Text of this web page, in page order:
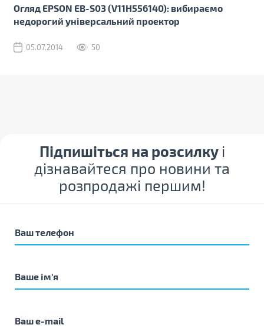
Огляд EPSON EB-S03 (V11H556140): вибираємо
недорогий універсальний проектор
05.07.2014 50
Підпишіться на розсилку і
дізнавайтеся про новини та
розпродажі першим!